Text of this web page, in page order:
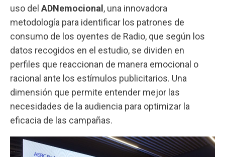
uso del ADNemocional , una innovadora
metodología para identificar los patrones de
consumo de los oyentes de Radio, que según los
datos recogidos en el estudio, se dividen en
perfiles que reaccionan de manera emocional o
racional ante los estímulos publicitarios. Una
dimensión que permite entender mejor las
necesidades de la audiencia para optimizar la
eficacia de las campañas.